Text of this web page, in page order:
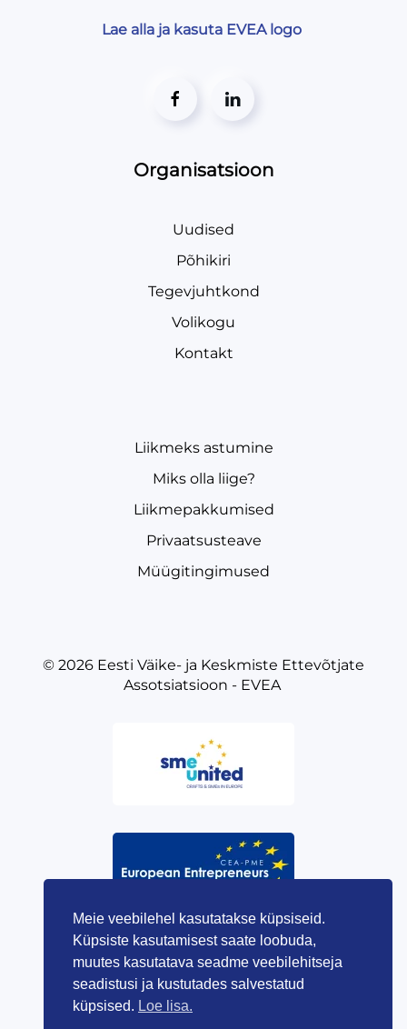
Lae alla ja kasuta EVEA logo
Organisatsioon
Uudised
Põhikiri
Tegevjuhtkond
Volikogu
Kontakt
Liikmeks astumine
Miks olla liige?
Liikmepakkumised
Privaatsusteave
Müügitingimused
© 2026 Eesti Väike- ja Keskmiste Ettevõtjate
Assotsiatsioon - EVEA
Meie veebilehel kasutatakse küpsiseid.
Küpsiste kasutamisest saate loobuda,
muutes kasutatava seadme veebilehitseja
seadistusi ja kustutades salvestatud
küpsised. Loe lisa.